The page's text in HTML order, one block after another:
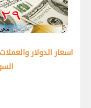
اسعار الدولار